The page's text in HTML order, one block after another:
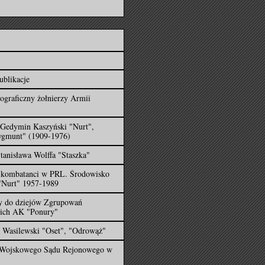
żołnierzy Armii
Kaszyński "Nurt",
(1909-1976)
Wolffa "Staszka"
w PRL. Środowisko
1957-1989
do dziejów Zgrupowań
AK "Ponury"
Wasilewski "Oset", "Odrowąż"
Sądu Rejonowego w